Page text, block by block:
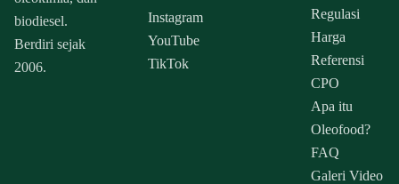
biodiesel.
Berdiri sejak
2006.
Instagram
YouTube
TikTok
Regulasi
Harga
Referensi
CPO
Apa itu
Oleofood?
FAQ
Galeri Video